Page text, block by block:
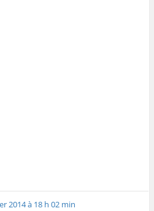
2014 à 18 h 02 min